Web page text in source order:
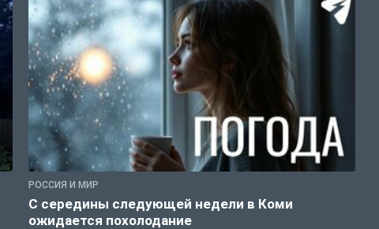
РОССИЯ И МИР
С середины следующей недели в Коми
ожидается похолодание